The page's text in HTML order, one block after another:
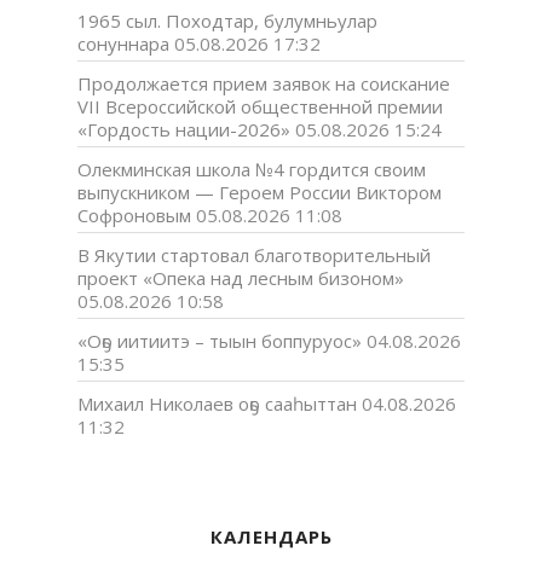
1965 сыл. Походтар, булумньулар
сонуннара 05.08.2026 17:32
Продолжается прием заявок на соискание
VII Всероссийской общественной премии
«Гордость нации-2026» 05.08.2026 15:24
Олекминская школа №4 гордится своим
выпускником — Героем России Виктором
Софроновым 05.08.2026 11:08
В Якутии стартовал благотворительный
проект «Опека над лесным бизоном»
05.08.2026 10:58
«Оҕо иитиитэ – тыын боппуруос» 04.08.2026
15:35
Михаил Николаев оҕо сааһыттан 04.08.2026
11:32
КАЛЕНДАРЬ